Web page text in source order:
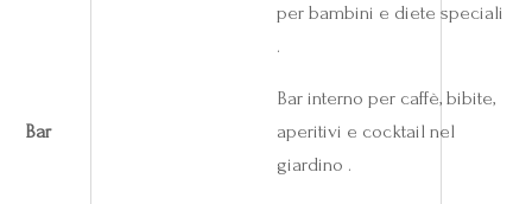
per bambini e diete speciali
.
Bar
Bar interno per caffè, bibite,
aperitivi e cocktail nel
giardino .